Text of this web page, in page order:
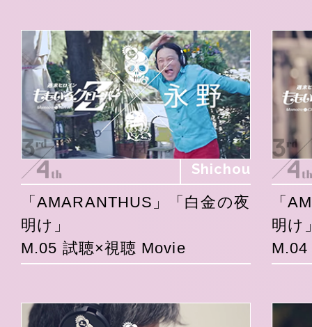
Shichou
「AMARANTHUS」「白金の夜
明け」
M.05 試聴×視聴 Movie
「
明け